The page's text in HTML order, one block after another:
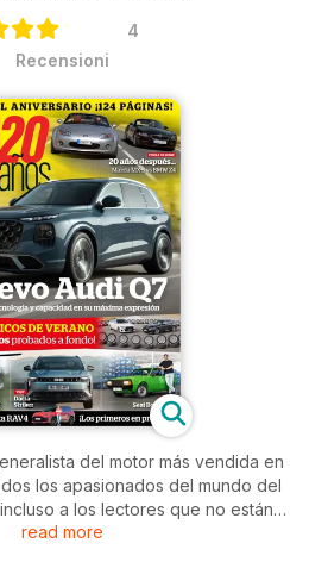
4
Recensioni
del motor más vendida en
los apasionados del mundo del
a los lectores que no están
revistas de coches. Fiable y rigurosa
read more